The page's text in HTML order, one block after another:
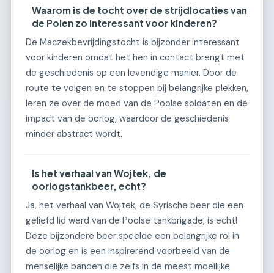
Waarom is de tocht over de strijdlocaties van
de Polen zo interessant voor kinderen?
De Maczekbevrijdingstocht is bijzonder interessant
voor kinderen omdat het hen in contact brengt met
de geschiedenis op een levendige manier. Door de
route te volgen en te stoppen bij belangrijke plekken,
leren ze over de moed van de Poolse soldaten en de
impact van de oorlog, waardoor de geschiedenis
minder abstract wordt.
Is het verhaal van Wojtek, de
oorlogstankbeer, echt?
Ja, het verhaal van Wojtek, de Syrische beer die een
geliefd lid werd van de Poolse tankbrigade, is echt!
Deze bijzondere beer speelde een belangrijke rol in
de oorlog en is een inspirerend voorbeeld van de
menselijke banden die zelfs in de meest moeilijke